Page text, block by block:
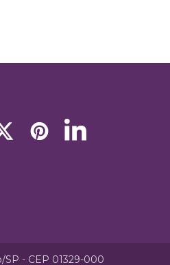
SP - CEP 01329-000